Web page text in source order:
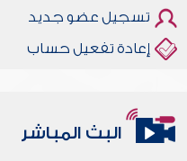
تسجيل عضو جديد
إعادة تفعيل حساب
البث المباشر